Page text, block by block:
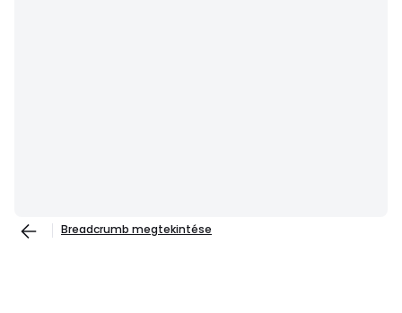
Breadcrumb megtekintése